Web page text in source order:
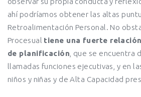
ahí podríamos obtener las altas
Retroalimentación Personal. No
Procesual tiene una fuerte
de planificación , que se encuentra
llamadas funciones ejecutivas, y en
niños y niñas y de Alta Capacidad